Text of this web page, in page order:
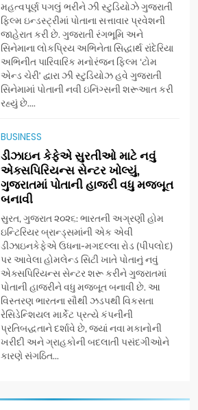
મહત્વપૂર્ણ પગલું ભરીને ઝી સ્ટુડિયોઝે ગુજરાતી
ફિલ્મ ઇન્ડસ્ટ્રીમાં પોતાના સત્તાવાર પ્રવેશની
જાહેરાત કરી છે. ગુજરાતી રંગભૂમિ અને
સિનેમાના લોકપ્રિય અભિનેતા સિદ્ધાર્થ રાંદેરિયા
અભિનીત પારિવારિક મનોરંજન ફિલ્મ ‘ટોમ
એન્ડ ચેરી’ દ્વારા ઝી સ્ટુડિયોઝ હવે ગુજરાતી
સિનેમામાં પોતાની નવી ઇનિંગ્સની શરૂઆત કરી
રહ્યું છે....
BUSINESS
ડીઝાઇન કેફેએ સુરતીઓ માટે નવું
એક્સપિરિયન્સ સેન્ટર ખોલ્યું,
ગુજરાતમાં પોતાની હાજરી વધુ મજબૂત
બનાવી
સુરત, ગુજરાત ૨૦૨૬: ભારતની અગ્રણી હોમ
ઇન્ટિરિયર બ્રાન્ડ્સમાંની એક એવી
ડીઝાઇનકેફેએ ઉધના-મગદલ્લા રોડ (પીપલોદ)
પર આવેલા હોમલેન્ડ સિટી ખાતે પોતાનું નવું
એક્સપિરિયન્સ સેન્ટર શરૂ કરીને ગુજરાતમાં
પોતાની હાજરીને વધુ મજબૂત બનાવી છે. આ
વિસ્તરણ ભારતના સૌથી ઝડપથી વિકસતા
રેસિડેન્શિયલ માર્કેટ પ્રત્યે કંપનીની
પ્રતિબદ્ધતાને દર્શાવે છે, જ્યાં નવા મકાનોની
ખરીદી અને ગ્રાહકોની બદલાતી પસંદગીઓને
કારણે સંગઠિત...
177 દેશો અને 52 લાખ દર્શકો:
ગુજરાતી OTT પ્લેટફોર્મ ‘જોજો’
(JOJO) નો વિશ્વભરમાં દબદબો
BUSINESS
અમદાવાદમાં યોજાયેલા ‘ઓકલ્ટ
ટેરોટ રીડર પુનિતજી લુલ્લા એ ટેરોટ
કાર્ડ રીડિંગ અંગે માહિતી આપી
AHMEDABAD
ગ્લોબલ એક્સેલન્સ ફોરમ દ્વારા
નેશનલ લીડરશિપ કોન્કલેવ તથા
ભારત સમ્માન ૨૦૨૬નો ભવ્ય અને
પ્રતિષ્ઠિત કાર્યક્રમ નવી દિલ્હીમાં
સફળતાપૂર્વક યોજાયો
BUSINESS
ગેટ સેટ ગો રિવ્યુ: ગુજરાતી
સિનેમામાં એક્શન અને રોમાંચનો
એક તદ્દન નવો અને અનોખો
અંદાજ
ENTERTAINMENT
ગ્રાન્ડ એન્ટ્રી: સિદ્ધાર્થ રાંદેરિયાની